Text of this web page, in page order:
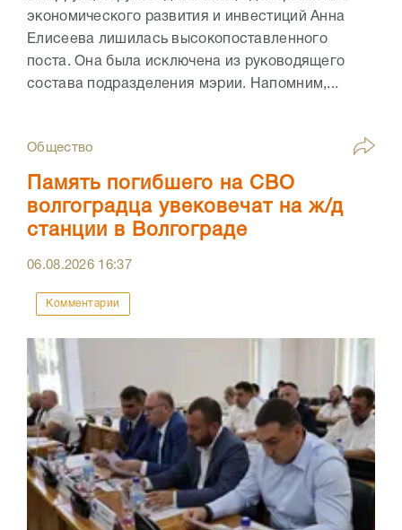
экономического развития и инвестиций Анна
Елисеева лишилась высокопоставленного
поста. Она была исключена из руководящего
состава подразделения мэрии. Напомним,...
Общество
Память погибшего на СВО
волгоградца увековечат на ж/д
станции в Волгограде
06.08.2026 16:37
Комментарии